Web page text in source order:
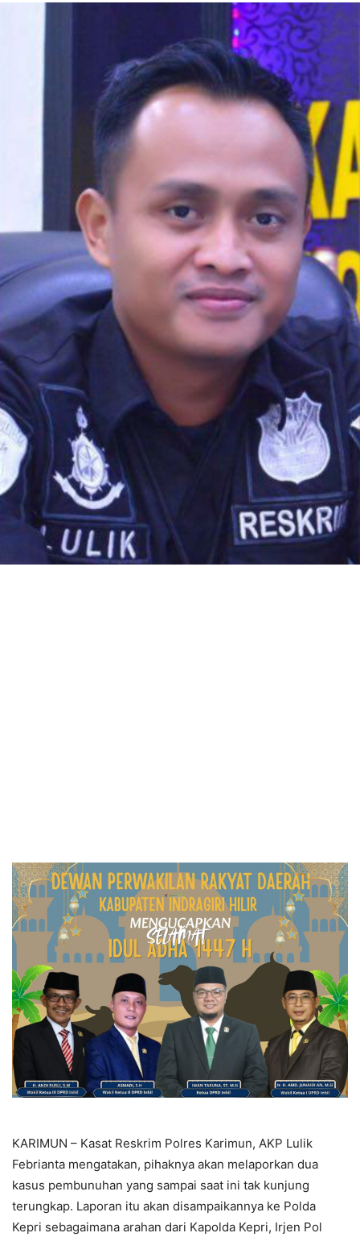
KARIMUN – Kasat Reskrim Polres Karimun, AKP Lulik
Febrianta mengatakan, pihaknya akan melaporkan dua
kasus pembunuhan yang sampai saat ini tak kunjung
terungkap. Laporan itu akan disampaikannya ke Polda
Kepri sebagaimana arahan dari Kapolda Kepri, Irjen Pol